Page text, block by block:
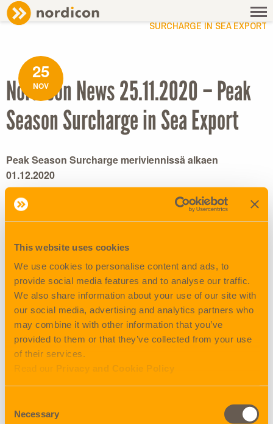
This website uses cookies
We use cookies to personalise content and ads, to
provide social media features and to analyse our traffic.
We also share information about your use of our site with
our social media, advertising and analytics partners who
may combine it with other information that you’ve
provided to them or that they’ve collected from your use
of their services.
Read our Privacy and Cookie Policy
Selection
Necessary
NEWS/ NORDICON NEWS 25.11.2020 – PEAK SEASON
SURCHARGE IN SEA EXPORT
25
NOV
Nordicon News 25.11.2020 – Peak
Season Surcharge in Sea Export
Peak Season Surcharge meriviennissä alkaen
01.12.2020
Varustamoiden joulukuun alusta alkavien korotettujen
rahtihintojen johdosta tulemme nostamaan toistaiseksi
Kaukoitä, Kiina, Australia ja Uusi-Seelanti sekä Singaporen
kautta kulkevat reitityksetPSS USD 16,- / W/M
Intia, Lähi-Itä ja Colombon kautta kulkevat reitityksetPSS
USD 14,- / W/M
PSS-lisäkulut tulevat voimaan 01.12.2020.
Olethan yhteydessä meihin mikäli sinulla on kysyttävää!
Share